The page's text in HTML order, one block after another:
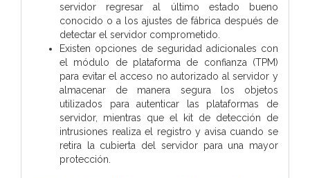
servidor regresar al último estado bueno
conocido o a los ajustes de fábrica después de
detectar el servidor comprometido.
Existen opciones de seguridad adicionales con
el módulo de plataforma de confianza (TPM)
para evitar el acceso no autorizado al servidor y
almacenar de manera segura los objetos
utilizados para autenticar las plataformas de
servidor, mientras que el kit de detección de
intrusiones realiza el registro y avisa cuando se
retira la cubierta del servidor para una mayor
protección.